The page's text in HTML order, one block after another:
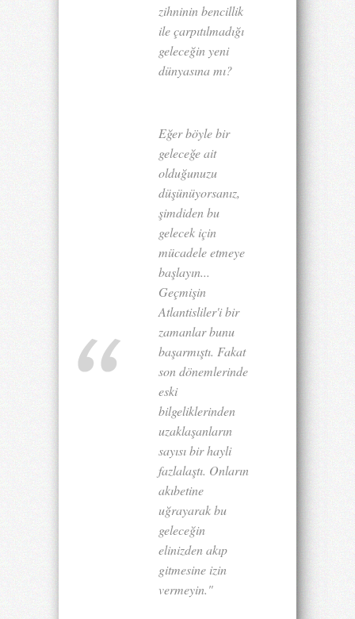
zihninin bencillik
ile çarpıtılmadığı
geleceğin yeni
dünyasına mı?
Eğer böyle bir
geleceğe ait
olduğunuzu
düşünüyorsanız,
şimdiden bu
gelecek için
mücadele etmeye
başlayın...
Geçmişin
Atlantisliler'i bir
zamanlar bunu
başarmıştı. Fakat
son dönemlerinde
eski
bilgeliklerinden
uzaklaşanların
sayısı bir hayli
fazlalaştı. Onların
akıbetine
uğrayarak bu
geleceğin
elinizden akıp
gitmesine izin
vermeyin."